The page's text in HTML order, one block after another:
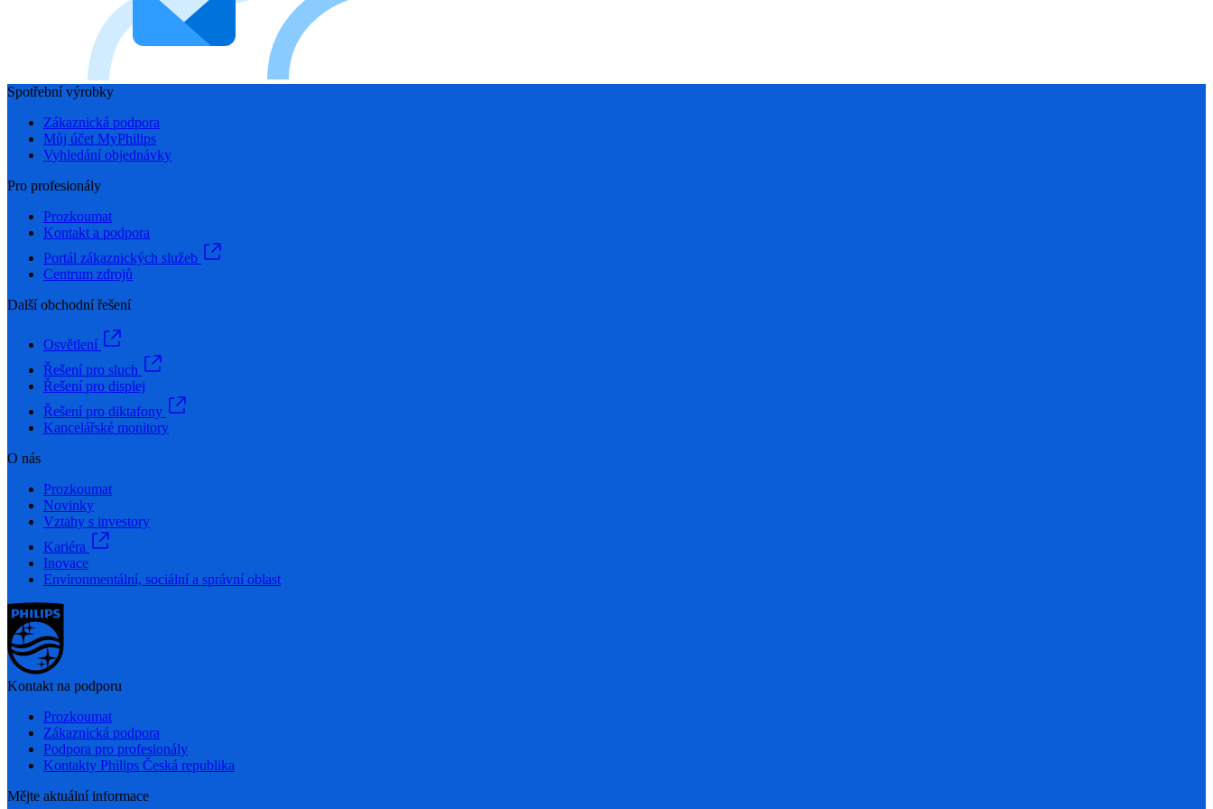
Spotřební výrobky
Zákaznická podpora
Můj účet MyPhilips
Vyhledání objednávky
Pro profesionály
Prozkoumat
Kontakt a podpora
Portál zákaznických služeb
Centrum zdrojů
Další obchodní řešení
Osvětlení
Řešení pro sluch
Řešení pro displej
Řešení pro diktafony
Kancelářské monitory
O nás
Prozkoumat
Novinky
Vztahy s investory
Kariéra
Inovace
Environmentální, sociální a správní oblast
Kontakt na podporu
Prozkoumat
Zákaznická podpora
Podpora pro profesionály
Kontakty Philips Česká republika
Mějte aktuální informace